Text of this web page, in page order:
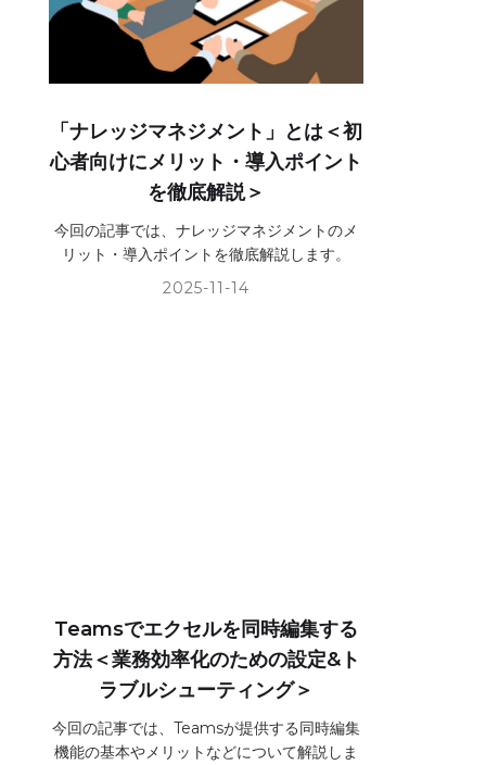
「ナレッジマネジメント」とは＜初
心者向けにメリット・導入ポイント
を徹底解説＞
今回の記事では、ナレッジマネジメントのメ
リット・導入ポイントを徹底解説します。
2025-11-14
Teamsでエクセルを同時編集する
方法＜業務効率化のための設定&ト
ラブルシューティング＞
今回の記事では、Teamsが提供する同時編集
機能の基本やメリットなどについて解説しま